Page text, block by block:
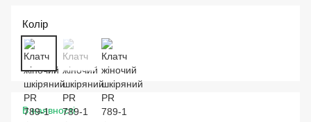
Колір
В наявності